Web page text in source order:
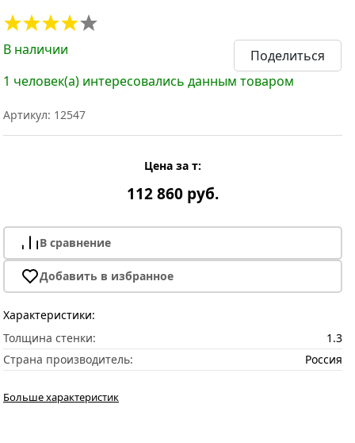
В наличии
Поделиться
1 человек(а) интересовались данным товаром
Артикул: 12547
Цена за т:
112 860 руб.
В сравнение
Добавить в избранное
Характеристики:
Толщина стенки:
1.3
Страна производитель:
Россия
Больше характеристик